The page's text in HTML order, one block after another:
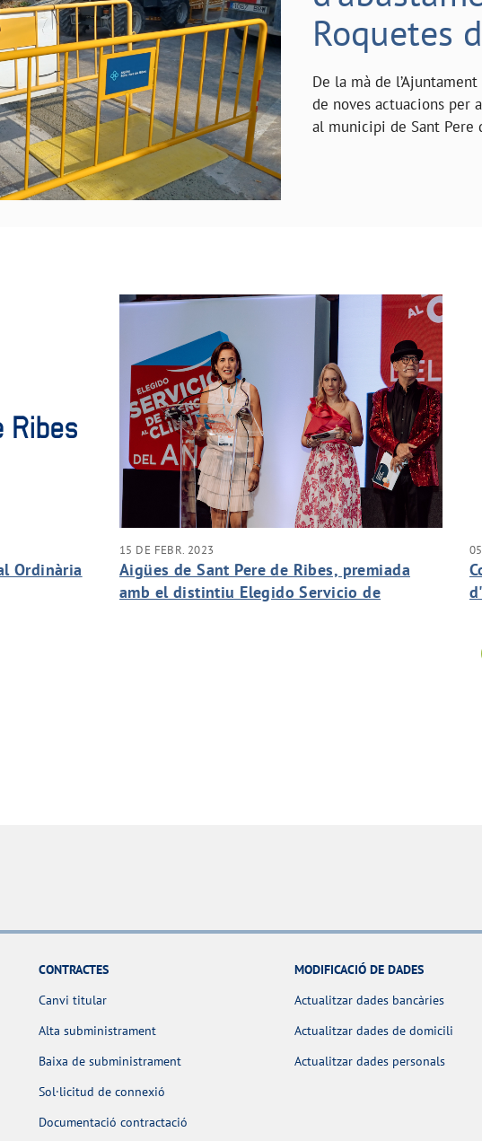
Roquetes
De la mà de
de noves actuacions per
al municipi de Sant Pere
Ordinària
15 DE FEBR. 2023
Aigües de Sant Pere de Ribes, premiada
amb el distintiu Elegido Servicio de
CONTRACTES
Canvi titular
Alta subministrament
Baixa de subministrament
Sol·licitud de connexió
Documentació contractació
MODIFICACIÓ DE DADES
Actualitzar dades bancàries
Actualitzar dades de domicili
Actualitzar dades personals